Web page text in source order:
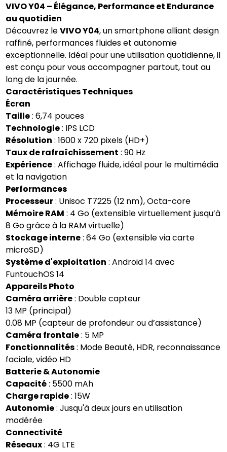
VIVO Y04 – Élégance, Performance et Endurance
au quotidien
Découvrez leVIVO Y04, un smartphone alliant design
raffiné, performances fluides et autonomie
exceptionnelle. Idéal pour une utilisation quotidienne, il
est conçu pour vous accompagner partout, tout au
long de la journée.
Caractéristiques Techniques
Écran
Taille: 6,74 pouces
Technologie: IPS LCD
Résolution : 1600 x 720 pixels (HD+)
Taux de rafraîchissement : 90 Hz
Expérience: Affichage fluide, idéal pour le multimédia
et la navigation
Performances
Processeur: Unisoc T7225 (12 nm), Octa-core
Mémoire RAM : 4 Go (extensible virtuellement jusqu’à
8 Go grâce à la RAM virtuelle)
Stockage interne: 64 Go (extensible via carte
microSD)
Système d'exploitation : Android 14 avec
FuntouchOS 14
Appareils Photo
Caméra arrière: Double capteur
13 MP (principal)
0.08 MP (capteur de profondeur ou d’assistance)
Caméra frontale: 5 MP
Fonctionnalités: Mode Beauté, HDR, reconnaissance
faciale, vidéo HD
Batterie & Autonomie
Capacité: 5500 mAh
Charge rapide: 15W
Autonomie: Jusqu'à deux jours en utilisation
modérée
Connectivité
Réseaux: 4G LTE